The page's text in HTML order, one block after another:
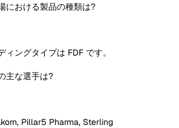
における製品の種類は?
ングタイプは FDF です。
主な選手は?
Pillar5 Pharma, Sterling